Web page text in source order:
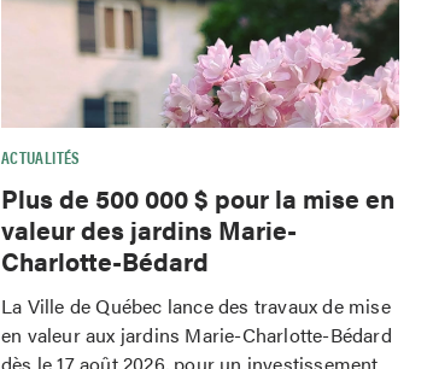
ACTUALITÉS
Plus de 500 000 $ pour la mise en
valeur des jardins Marie-
Charlotte-Bédard
La Ville de Québec lance des travaux de mise
en valeur aux jardins Marie-Charlotte-Bédard
dès le 17 août 2026, pour un investissement